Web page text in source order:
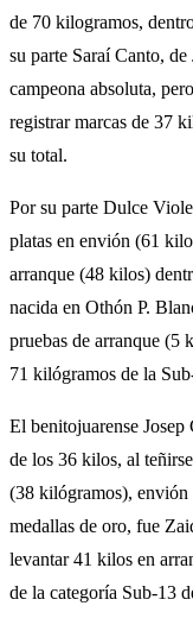
de 70 kilogramos,
su parte Saraí Canto,
campeona absoluta,
registrar marcas de 37
su total.
Por su parte Dulce
platas en envión (61
arranque (48 kilos)
nacida en Othón P.
pruebas de arranque (5
71 kilógramos de la
El benitojuarense
de los 36 kilos, al
(38 kilógramos),
medallas de oro, fue
levantar 41 kilos en
de la categoría Sub-13